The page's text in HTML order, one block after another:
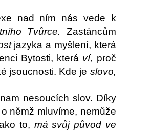
nad ním nás vede k
Tvůrce.
Zastáncům
jazyka a myšlení, která
Bytosti, která ví, proč
jsoucnosti. Kde je slovo,
nesoucích slov. Díky
němž mluvíme, nemůže
to, má svůj původ ve